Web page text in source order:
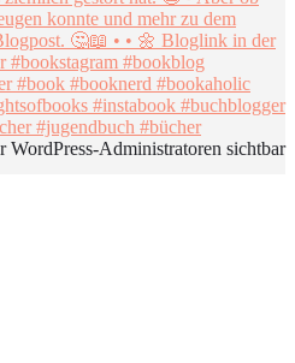
WordPress-Administratoren sichtbar